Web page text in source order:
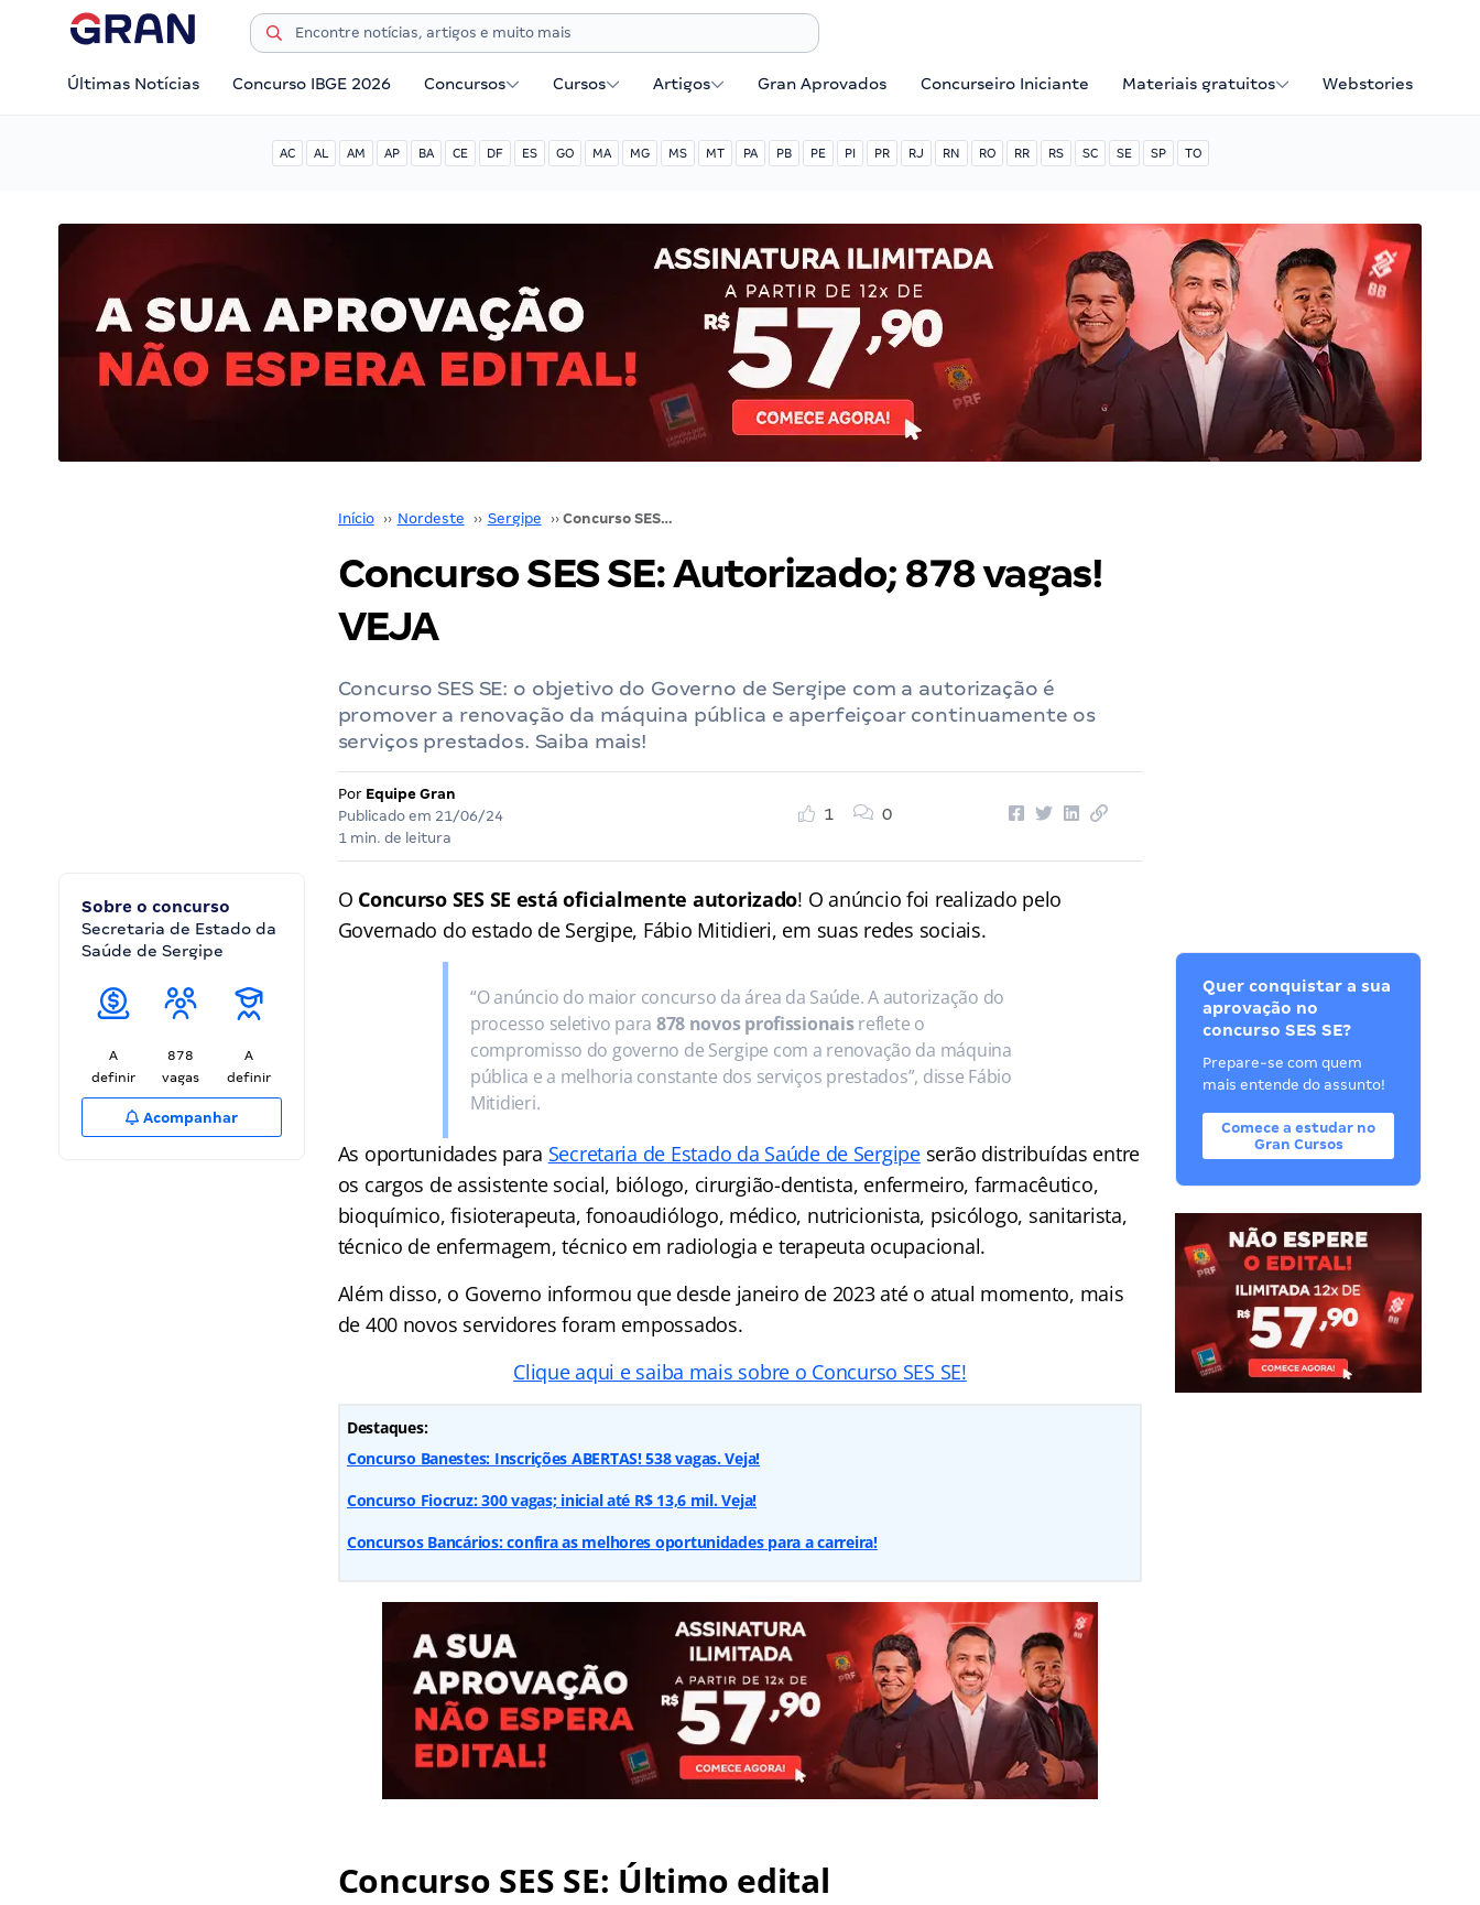
Últimas Notícias Concurso IBGE 2026 Concursos Cursos Artigos Gran Aprovados Concurseiro Iniciante Materiais gratuitos Webstories
AC AL AM AP BA CE DF ES GO MA MG MS MT PA PB PE PI PR RJ RN RO RR RS SC SE SP TO
Início ›› Nordeste ›› Sergipe ›› Concurso SES SE: Autorizado; 878 vagas! VEJA
Concurso SES SE: Autorizado; 878 vagas!
VEJA
Concurso SES SE: o objetivo do Governo de Sergipe com a autorização é
promover a renovação da máquina pública e aperfeiçoar continuamente os
serviços prestados. Saiba mais!
Por Equipe Gran
Publicado em 21/06/24
1 min. de leitura
1 0
Sobre o concurso
Secretaria de Estado da
Saúde de Sergipe
A
definir
878
vagas
A
definir
Acompanhar
O Concurso SES SE está oficialmente autorizado! O anúncio foi realizado pelo
Governado do estado de Sergipe, Fábio Mitidieri, em suas redes sociais.
“O anúncio do maior concurso da área da Saúde. A autorização do
processo seletivo para 878 novos profissionaisreflete o
compromisso do governo de Sergipe com a renovação da máquina
pública e a melhoria constante dos serviços prestados”, disse Fábio
Mitidieri.
As oportunidades para Secretaria de Estado da Saúde de Sergipeserão distribuídas entre
os cargos de assistente social, biólogo, cirurgião-dentista, enfermeiro, farmacêutico,
bioquímico, fisioterapeuta, fonoaudiólogo, médico, nutricionista, psicólogo, sanitarista,
técnico de enfermagem, técnico em radiologia e terapeuta ocupacional.
Além disso, o Governo informou que desde janeiro de 2023 até o atual momento, mais
de 400 novos servidores foram empossados.
Clique aqui e saiba mais sobre o Concurso SES SE!
Destaques:
Concurso Banestes: Inscrições ABERTAS! 538 vagas. Veja!
Concurso Fiocruz: 300 vagas; inicial até R$ 13,6 mil. Veja!
Concursos Bancários: confira as melhores oportunidades para a carreira!
Concurso SES SE: Último edital
Quer conquistar a sua
aprovação no
concurso SES SE?
Prepare-se com quem
mais entende do assunto!
Comece a estudar no
Gran Cursos